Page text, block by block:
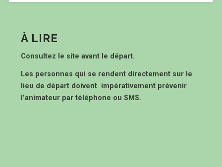
À LIRE
Consultez le site avant le départ.
Les personnes qui se rendent directement sur le
lieu de départ doivent impérativement prévenir
l’animateur par téléphone ou SMS.